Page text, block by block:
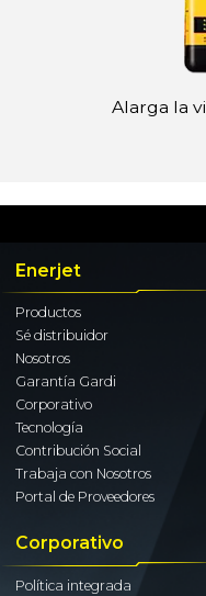
Alarga la
Enerjet
Productos
Sé distribuidor
Nosotros
Garantía Gardi
Corporativo
Tecnología
Contribución Social
Trabaja con Nosotros
Portal de Proveedores
Corporativo
Política integrada